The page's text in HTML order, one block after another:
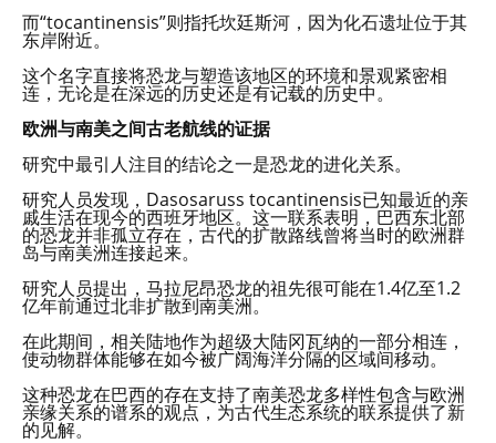
而“tocantinensis”则指托坎廷斯河，因为化石遗址位于其
东岸附近。
这个名字直接将恐龙与塑造该地区的环境和景观紧密相
连，无论是在深远的历史还是有记载的历史中。
欧洲与南美之间古老航线的证据
研究中最引人注目的结论之一是恐龙的进化关系。
研究人员发现，Dasosaruss tocantinensis已知最近的亲
戚生活在现今的西班牙地区。这一联系表明，巴西东北部
的恐龙并非孤立存在，古代的扩散路线曾将当时的欧洲群
岛与南美洲连接起来。
研究人员提出，马拉尼昂恐龙的祖先很可能在1.4亿至1.2
亿年前通过北非扩散到南美洲。
在此期间，相关陆地作为超级大陆冈瓦纳的一部分相连，
使动物群体能够在如今被广阔海洋分隔的区域间移动。
这种恐龙在巴西的存在支持了南美恐龙多样性包含与欧洲
亲缘关系的谱系的观点，为古代生态系统的联系提供了新
的见解。